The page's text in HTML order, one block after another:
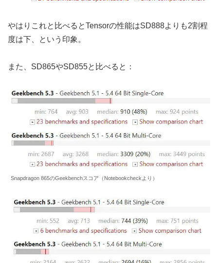
やはりこれと比べるとTensorの性能はSD888よりも2割程
度は下、という印象。
また、SD865やSD855と比べると：
Snapdragon 865のGeekbenchスコア（Notebookcheckより）